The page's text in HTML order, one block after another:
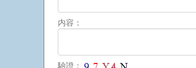
内容：
驗證：